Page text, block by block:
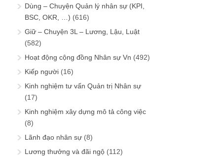
Dùng – Chuyện Quản lý nhân sự (KPI,
BSC, OKR, …) (616)
Giữ – Chuyện 3L – Lương, Lậu, Luật
(582)
Hoạt động cộng đồng Nhân sự Vn (492)
Kiếp người (16)
Kinh nghiệm tư vấn Quản trị Nhân sự
(17)
Kinh nghiệm xây dựng mô tả công việc
(8)
Lãnh đạo nhân sự (8)
Lương thưởng và đãi ngộ (112)